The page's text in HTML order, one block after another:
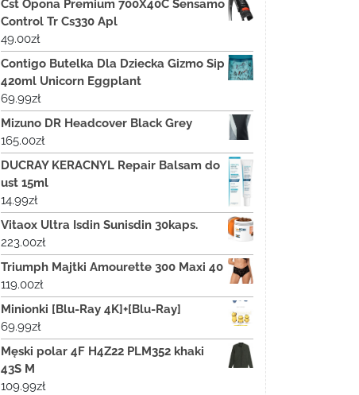
Cst Opona Premium 700X40C Sensamo
Control Tr Cs330 Apl
49.00zł
Contigo Butelka Dla Dziecka Gizmo Sip
420ml Unicorn Eggplant
69.99zł
Mizuno DR Headcover Black Grey
165.00zł
DUCRAY KERACNYL Repair Balsam do
ust 15ml
14.99zł
Vitaox Ultra Isdin Sunisdin 30kaps.
223.00zł
Triumph Majtki Amourette 300 Maxi 40
119.00zł
Minionki [Blu-Ray 4K]+[Blu-Ray]
69.99zł
Męski polar 4F H4Z22 PLM352 khaki
43S M
109.99zł